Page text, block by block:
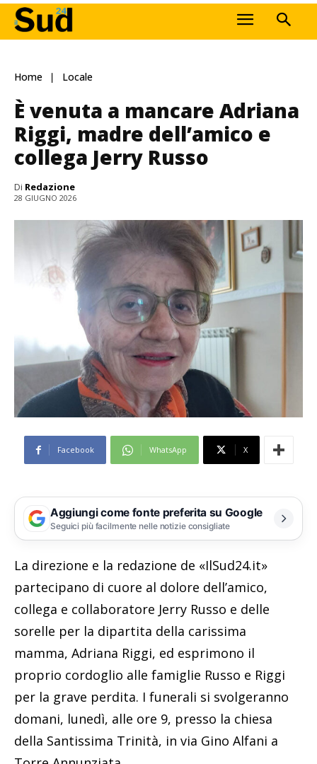
Home Locale
È venuta a mancare Adriana
Riggi, madre dell’amico e
collega Jerry Russo
Di Redazione
28 GIUGNO 2026
Facebook WhatsApp X
Aggiungi come fonte preferita su Google
Seguici più facilmente nelle notizie consigliate
La direzione e la redazione de «IlSud24.it»
partecipano di cuore al dolore dell’amico,
collega e collaboratore Jerry Russo e delle
sorelle per la dipartita della carissima
mamma, Adriana Riggi, ed esprimono il
proprio cordoglio alle famiglie Russo e Riggi
per la grave perdita. I funerali si svolgeranno
domani, lunedì, alle ore 9, presso la chiesa
della Santissima Trinità, in via Gino Alfani a